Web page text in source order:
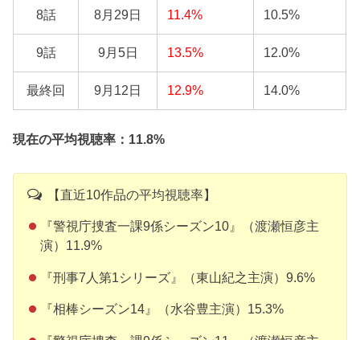
8話 8月29日 11.4% 10.5%
9話 9月5日 13.5% 12.0%
最終回 9月12日 12.9% 14.0%
現在の平均視聴率：11.8%
【直近10作品の平均視聴率】
『警視庁捜査一課9係シーズン10』（渡瀬恒彦主
演）11.9%
『刑事7人第1シリーズ』（東山紀之主演）9.6%
『相棒シーズン14』（水谷豊主演）15.3%